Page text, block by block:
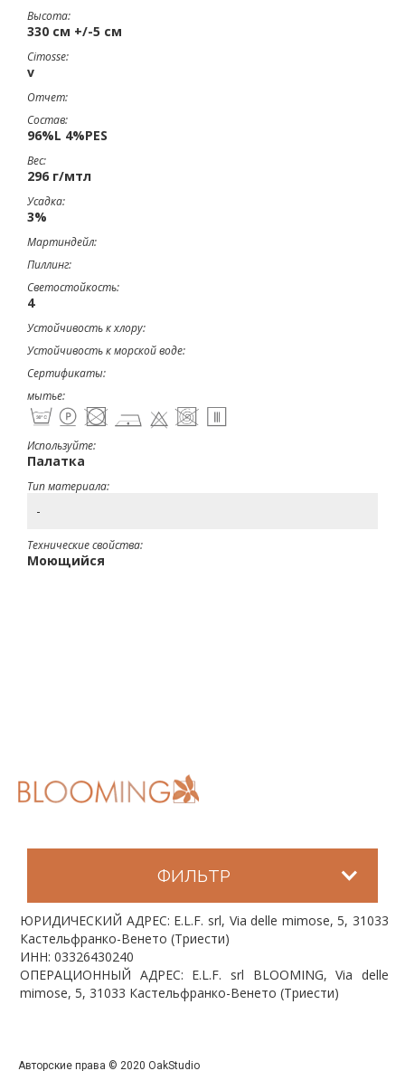
Высота:
330 см +/-5 см
Cimosse:
v
Отчет:
Состав:
96%L 4%PES
Вес:
296 г/мтл
Усадка:
3%
Мартиндейл:
Пиллинг:
Светостойкость:
4
Устойчивость к хлору:
Устойчивость к морской воде:
Сертификаты:
мытье:
Используйте:
Палатка
Тип материала:
-
Технические свойства:
Моющийся
ФИЛЬТР
ЮРИДИЧЕСКИЙ АДРЕС: E.L.F. srl, Via delle mimose, 5, 31033
Кастельфранко-Венето (Триести)
ИНН: 03326430240
ОПЕРАЦИОННЫЙ АДРЕС: E.L.F. srl BLOOMING, Via delle
mimose, 5, 31033 Кастельфранко-Венето (Триести)
Авторские права © 2020 OakStudio